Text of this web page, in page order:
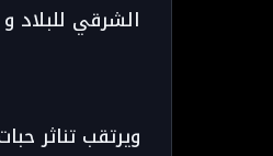
الشرقي
ويرتقب تناثر